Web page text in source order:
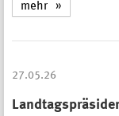
mehr
27.05.26